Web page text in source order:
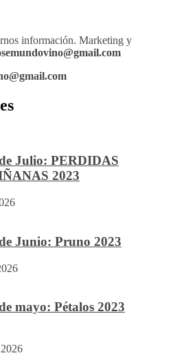
información. Marketing y
Julio: PERDIDAS
2023
Junio: Pruno 2023
mayo: Pétalos 2023